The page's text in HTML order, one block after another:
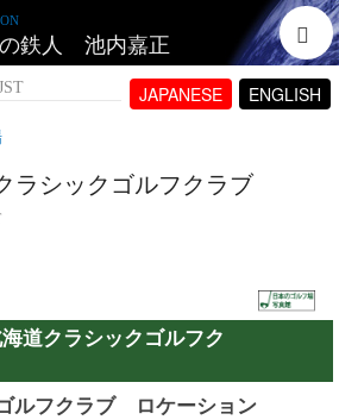
鉄人 池内嘉正
JAPANESE ENGLISH
シックゴルフクラブ
クラシックゴルフク
ルフクラブ ロケーション